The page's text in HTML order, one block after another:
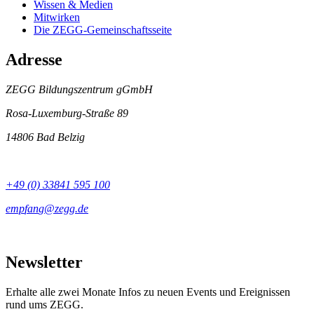
Wissen & Medien
Mitwirken
Die ZEGG-Gemeinschaftsseite
Adresse
ZEGG Bildungszentrum gGmbH
Rosa-Luxemburg-Straße 89
14806 Bad Belzig
+49 (0) 33841 595 100
Newsletter
Erhalte alle zwei Monate Infos zu neuen Events und Ereignissen
rund ums ZEGG.